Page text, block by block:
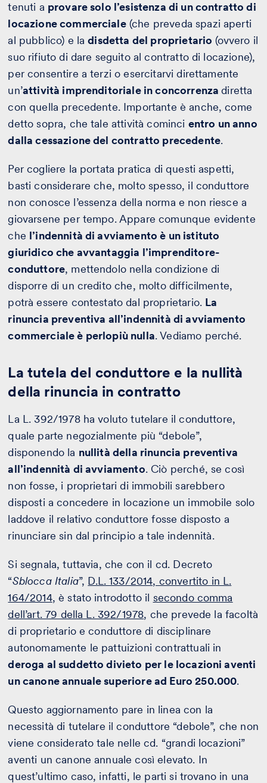
tenuti a provare solo l’esistenza di un contratto di
locazione commerciale(che preveda spazi aperti
al pubblico) e ladisdetta del proprietario (ovvero il
suo rifiuto di dare seguito al contratto di locazione),
per consentire a terzi o esercitarvi direttamente
un’attività imprenditoriale in concorrenzadiretta
con quella precedente. Importante è anche, come
detto sopra, che tale attività cominci entro un anno
dalla cessazione del contratto precedente.
Per cogliere la portata pratica di questi aspetti,
basti considerare che, molto spesso, il conduttore
non conosce l’essenza della norma e non riesce a
giovarsene per tempo. Appare comunque evidente
che l’indennità di avviamento è un istituto
giuridico che avvantaggia l’imprenditore-
conduttore, mettendolo nella condizione di
disporre di un credito che, molto difficilmente,
potrà essere contestato dal proprietario. La
rinuncia preventiva all’indennità di avviamento
commerciale è perlopiù nulla. Vediamo perché.
La tutela del conduttore e la nullità
della rinuncia in contratto
La L. 392/1978 ha voluto tutelare il conduttore,
quale parte negozialmente più “debole”,
disponendo la nullità della rinuncia preventiva
all’indennità di avviamento. Ciò perché, se così
non fosse, i proprietari di immobili sarebbero
disposti a concedere in locazione un immobile solo
laddove il relativo conduttore fosse disposto a
rinunciare sin dal principio a tale indennità.
Si segnala, tuttavia, che con il cd. Decreto
“Sblocca Italia”, D.L. 133/2014, convertito in L.
164/2014, è stato introdotto il secondo comma
dell’art. 79 della L. 392/1978, che prevede la facoltà
di proprietario e conduttore di disciplinare
autonomamente le pattuizioni contrattuali in
deroga al suddetto divieto per le locazioni aventi
un canone annuale superiore ad Euro 250.000.
Questo aggiornamento pare in linea con la
necessità di tutelare il conduttore “debole”, che non
viene considerato tale nelle cd. “grandi locazioni”
aventi un canone annuale così elevato. In
quest’ultimo caso, infatti, le parti si trovano in una